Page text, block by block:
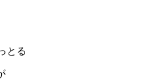
とる